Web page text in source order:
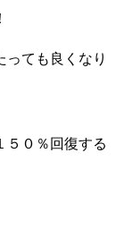
ても良くなり
５０％回復する